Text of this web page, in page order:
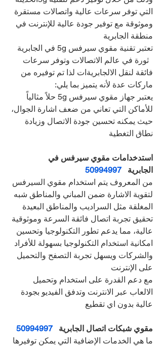
التي توفر سرعات عالية واتصالات مستقرة
وموثوقة مع توفير جودة عالية للإنترنت في
منطقة الجابرية
تعتبر تقنية مقوي سيرفس 5g في الجابرية
ثورة في عالم الاتصالات وتوفر سرعات
فائقة لنقل الالجابريةات لذا تم توفيره من
ماركات عدة لأنه يتميز بما يلي:
يعتبر جهاز مقوي سيرفس 5g حلاً مثالياً
للأماكن التي تعاني من ضعف اشارة الجوال،
حيث يمكنه تحسين جودة الاتصال وزيادة
نطاق التغطية
استدخدامات مقوي سيرفس في
الجابرية 50994997
من المعروف يتم استخدام مقوي السيرفس
لتقوية الاشارة ضمن المباني والمناطق شبه
المغلقة مثل السراديب والمناطق البعيدة
تحقيق تجربة اتصال فائقة السرعة وموثوقية
عالية، مما يدعم تطور التكنولوجيا وتحسين
امكانية استخدام التكنولوجيا بسهولة للأفراد
والشركات ويسهل تجربة التصفح والتحميل
على الإنترنت
مع دعم القدرة على استخدام وتحميل
الالعاب عبر الانترنت وتدفق الفيديو بجودة
عالية بدون اي تقطيع
مقوي شبكات اتصال الجابرية 50994997
ما هي الخدمات الإضافية التي يمكن توفيرها